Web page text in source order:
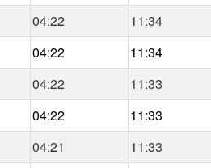
04:22 11:34
04:22 11:34
04:22 11:33
04:22 11:33
04:21 11:33